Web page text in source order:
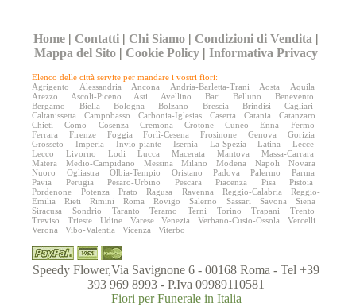
Home | Contatti | Chi Siamo | Condizioni di Vendita |
Mappa del Sito | Cookie Policy |Informativa Privacy
Elenco delle città servite per mandare i vostri fiori:
Agrigento
Alessandria Ancona Andria-Barletta-Trani Aosta
Aquila
Arezzo
Ascoli-Piceno Asti Avellino Bari Belluno
Benevento
Bergamo
Biella Bologna Bolzano Brescia Brindisi
Cagliari
Caltanissetta
Campobasso Carbonia-Iglesias Caserta Catania
Catanzaro
Chieti
Como Cosenza Cremona Crotone Cuneo Enna
Fermo
Ferrara
Firenze Foggia Forlì-Cesena Frosinone Genova
Gorizia
Grosseto
Imperia Invio-piante Isernia La-Spezia Latina
Lecce
Lecco
Livorno Lodi Lucca Macerata Mantova
Massa-Carrara
Matera
Medio-Campidano Messina Milano Modena Napoli
Novara
Nuoro
Ogliastra Olbia-Tempio Oristano Padova Palermo
Parma
Pavia
Perugia Pesaro-Urbino Pescara Piacenza Pisa
Pistoia
Pordenone
Potenza Prato Ragusa Ravenna Reggio-Calabria
Reggio-
Emilia
Rieti Rimini Roma Rovigo Salerno Sassari Savona
Siena
Siracusa
Sondrio Taranto Teramo Terni Torino Trapani
Trento
Treviso
Trieste Udine Varese Venezia Verbano-Cusio-Ossola
Vercelli
Verona
Vibo-Valentia Vicenza Viterbo
Speedy Flower,Via Savignone 6 - 00168 Roma - Tel +39
393 969 8993 - P.Iva 09989110581
Fiori per Funerale in Italia